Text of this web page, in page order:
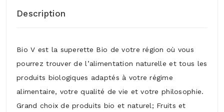
Description
Bio V est la superette Bio de votre région où vous
pourrez trouver de l’alimentation naturelle et tous les
produits biologiques adaptés à votre régime
alimentaire, votre qualité de vie et votre philosophie.
Grand choix de produits bio et naturel; Fruits et